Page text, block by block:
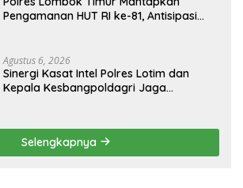
Pengamanan HUT RI ke-81, Antisipasi
Agustus 6, 2026
Sinergi Kasat Intel Polres Lotim dan
Kepala Kesbangpoldagri Jaga
Selengkapnya